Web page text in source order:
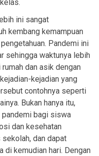
ini sangat
kembang kemampuan
Pandemi ini
sehingga waktunya lebih
dan asik dengan
kejadian yang
contohnya seperti
Bukan hanya itu,
pandemi bagi siswa
dan kesehatan
dan dapat
di kemudian hari. Dengan